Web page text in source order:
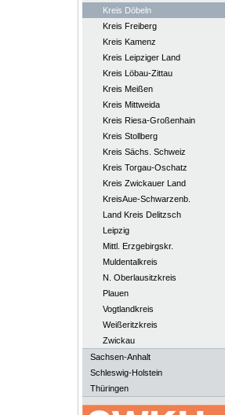
Kreis Döbeln
Kreis Freiberg
Kreis Kamenz
Kreis Leipziger Land
Kreis Löbau-Zittau
Kreis Meißen
Kreis Mittweida
Kreis Riesa-Großenhain
Kreis Stollberg
Kreis Sächs. Schweiz
Kreis Torgau-Oschatz
Kreis Zwickauer Land
KreisAue-Schwarzenb.
Land Kreis Delitzsch
Leipzig
Mittl. Erzgebirgskr.
Muldentalkreis
N. Oberlausitzkreis
Plauen
Vogtlandkreis
Weißeritzkreis
Zwickau
Sachsen-Anhalt
Schleswig-Holstein
Thüringen